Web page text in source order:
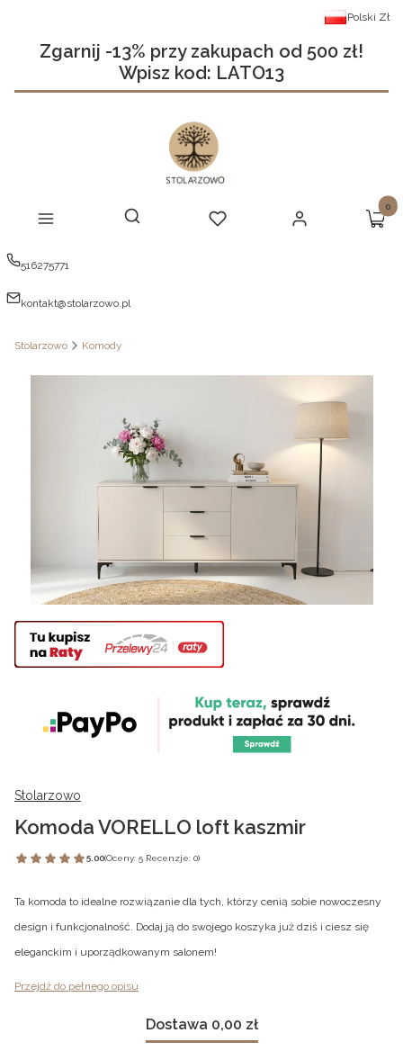
Polski Zł
Zgarnij -13% przy zakupach od 500 zł!
Wpisz kod: LATO13
Menu Otwórz wyszukiwarkę
Szukaj Ulubione Zaloguj się
516275771
kontakt@stolarzowo.pl
Stolarzowo Komody
Stolarzowo
Komoda VORELLO loft kaszmir
5.00(Oceny: 5 Recenzje: 0)
Ta komoda to idealne rozwiązanie dla tych, którzy cenią sobie nowoczesny
design i funkcjonalność. Dodaj ją do swojego koszyka już dziś i ciesz się
eleganckim i uporządkowanym salonem!
Przejdź do pełnego opisu
Dostawa 0,00 zł